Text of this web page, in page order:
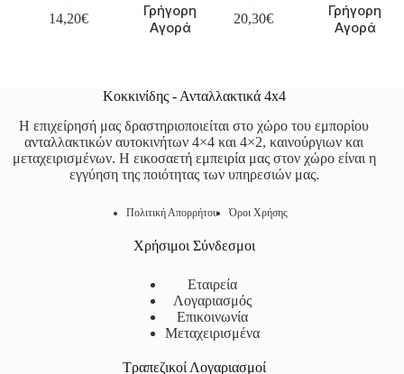
14,20€
Γρήγορη
Αγορά
20,30€
Γρήγορη
Αγορά
Κοκκινίδης - Ανταλλακτικά 4x4
Η επιχείρησή μας δραστηριοποιείται στο χώρο του εμπορίου
ανταλλακτικών αυτοκινήτων 4×4 και 4×2, καινούργιων και
μεταχειρισμένων. Η εικοσαετή εμπειρία μας στον χώρο είναι η
εγγύηση της ποιότητας των υπηρεσιών μας.
Πολιτική Απορρήτου Όροι Χρήσης
Χρήσιμοι Σύνδεσμοι
Εταιρεία
Λογαριασμός
Επικοινωνία
Μεταχειρισμένα
Τραπεζικοί Λογαριασμοί